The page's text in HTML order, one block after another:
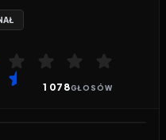
1 078GŁOSÓW